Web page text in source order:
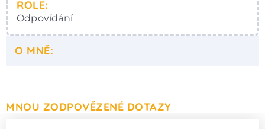
ROLE:
Odpovídání
O MNĚ:
MNOU ZODPOVĚZENÉ DOTAZY